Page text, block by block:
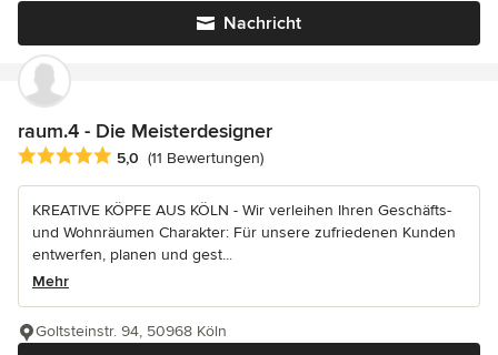
Nachricht
raum.4 - Die Meisterdesigner
Durchschnittliche Bewertung: 5 von 5 Sternen
5,0 (11 Bewertungen)
KREATIVE KÖPFE AUS KÖLN - Wir verleihen Ihren Geschäfts-
und Wohnräumen Charakter: Für unsere zufriedenen Kunden
entwerfen, planen und gest...
Mehr
Goltsteinstr. 94, 50968 Köln